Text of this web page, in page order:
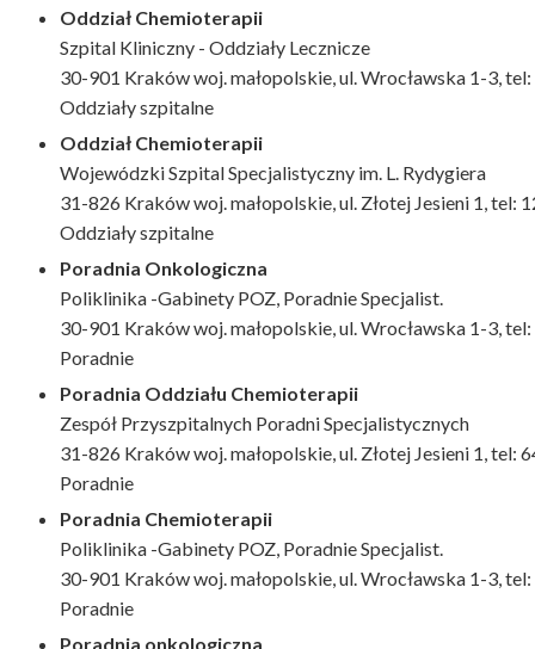
Oddział Chemioterapii
Szpital Kliniczny - Oddziały Lecznicze
30-901 Kraków woj. małopolskie, ul. Wrocławska 1-3,
Oddziały szpitalne
Oddział Chemioterapii
Wojewódzki Szpital Specjalistyczny im. L. Rydygiera
31-826 Kraków woj. małopolskie, ul. Złotej Jesieni 1, tel:
Oddziały szpitalne
Poradnia Onkologiczna
Poliklinika -Gabinety POZ, Poradnie Specjalist.
30-901 Kraków woj. małopolskie, ul. Wrocławska 1-3,
Poradnie
Poradnia Oddziału Chemioterapii
Zespół Przyszpitalnych Poradni Specjalistycznych
31-826 Kraków woj. małopolskie, ul. Złotej Jesieni 1, tel:
Poradnie
Poradnia Chemioterapii
Poliklinika -Gabinety POZ, Poradnie Specjalist.
30-901 Kraków woj. małopolskie, ul. Wrocławska 1-3,
Poradnie
Poradnia onkologiczna